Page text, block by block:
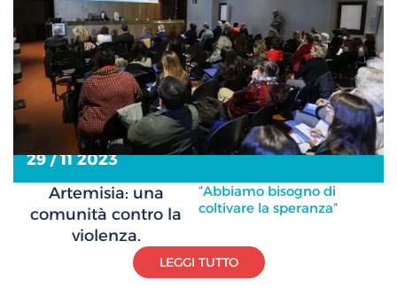
Artemisia: una
comunità contro la
violenza.
“Abbiamo bisogno di
coltivare la speranza”
29 / 11 2023
LEGGI TUTTO